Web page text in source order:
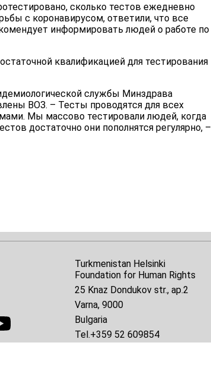
сколько тестов ежедневно
с коронавирусом, ответили, что все
информировать людей о работе по
квалификацией для тестирования
службы Минздрава
ВОЗ. – Тесты проводятся для всех
Мы массово тестировали людей, когда
достаточно они пополнятся регулярно, –
Turkmenistan Helsinki
Foundation for Human Rights
25 Knaz Dondukov str., ap.2
Varna, 9000
Bulgaria
Tel.+359 52 609854